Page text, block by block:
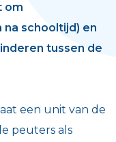
om
schooltijd) en
tussen de
een unit van de
peuters als